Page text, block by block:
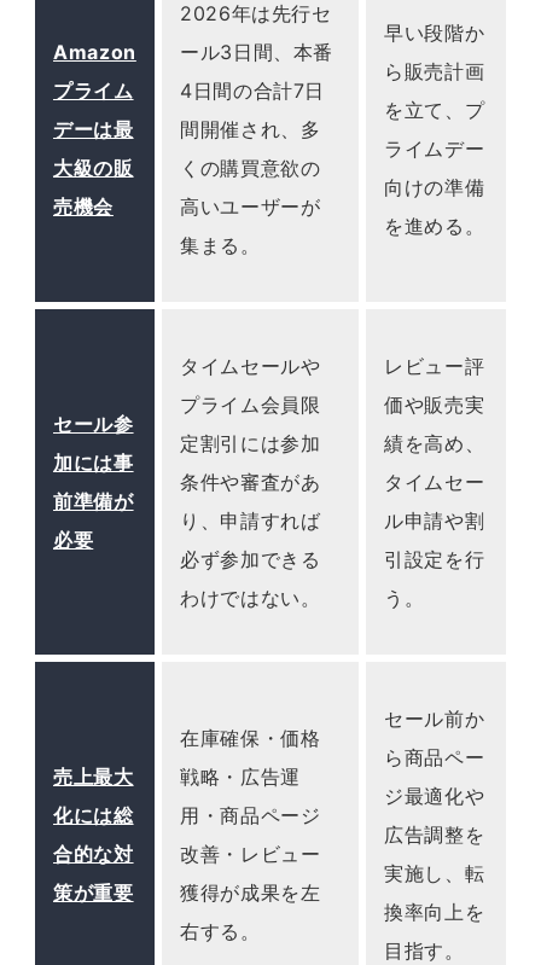
Amazon
プライム
デーは最
大級の販
売機会
2026年は先行セ
ール3日間、本番
4日間の合計7日
間開催され、多
くの購買意欲の
高いユーザーが
集まる。
早い段階か
ら販売計画
を立て、プ
ライムデー
向けの準備
を進める。
セール参
加には事
前準備が
必要
タイムセールや
プライム会員限
定割引には参加
条件や審査があ
り、申請すれば
必ず参加できる
わけではない。
レビュー評
価や販売実
績を高め、
タイムセー
ル申請や割
引設定を行
う。
売上最大
化には総
合的な対
策が重要
在庫確保・価格
戦略・広告運
用・商品ページ
改善・レビュー
獲得が成果を左
右する。
セール前か
ら商品ペー
ジ最適化や
広告調整を
実施し、転
換率向上を
目指す。